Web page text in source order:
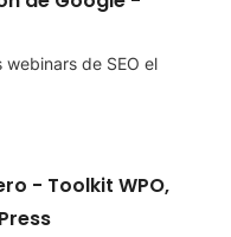
de SEO el
- Toolkit WPO,